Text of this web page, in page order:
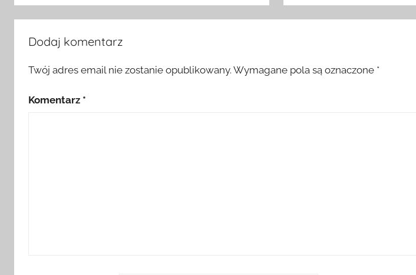
Dodaj komentarz
Twój adres email nie zostanie opublikowany. Wymagane pola są oznaczone *
Komentarz *